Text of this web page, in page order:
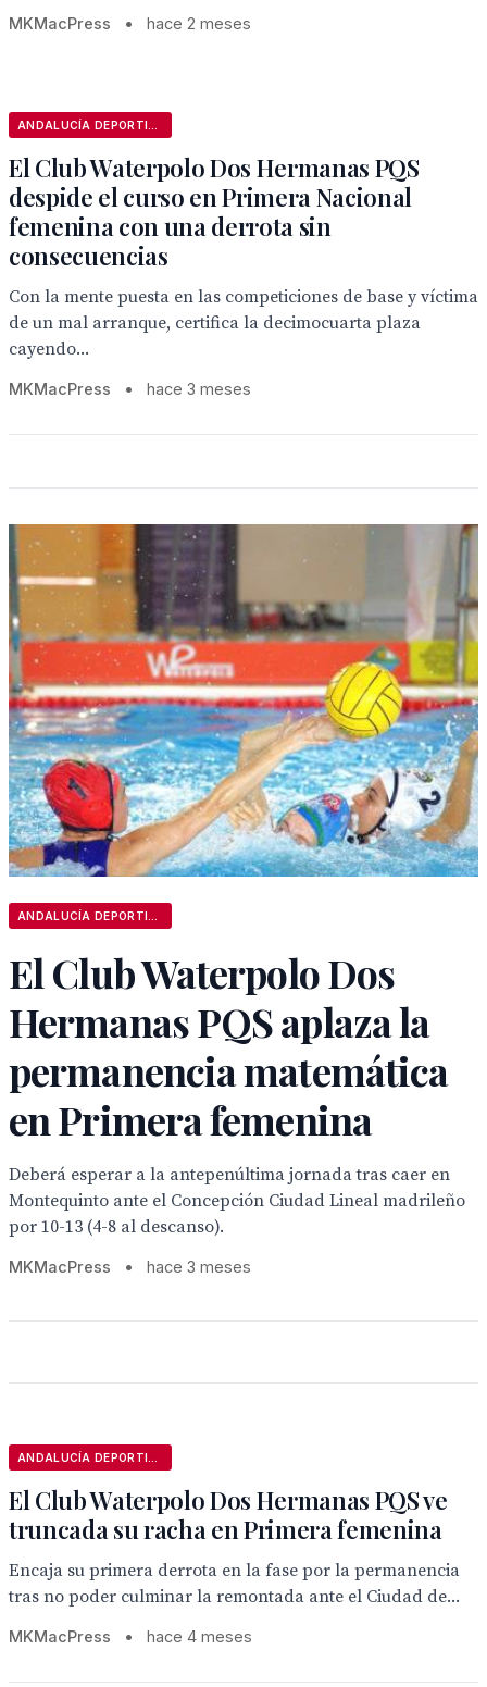
MKMacPress • hace 2 meses
El Club Waterpolo Dos Hermanas PQS
despide el curso en Primera Nacional
femenina con una derrota sin
consecuencias
Con la mente puesta en las competiciones de base y víctima
de un mal arranque, certifica la decimocuarta plaza
cayendo...
MKMacPress • hace 3 meses
El Club Waterpolo Dos
Hermanas PQS aplaza la
permanencia matemática
en Primera femenina
Deberá esperar a la antepenúltima jornada tras caer en
Montequinto ante el Concepción Ciudad Lineal madrileño
por 10-13 (4-8 al descanso).
MKMacPress • hace 3 meses
El Club Waterpolo Dos Hermanas PQS ve
truncada su racha en Primera femenina
Encaja su primera derrota en la fase por la permanencia
tras no poder culminar la remontada ante el Ciudad de...
MKMacPress • hace 4 meses